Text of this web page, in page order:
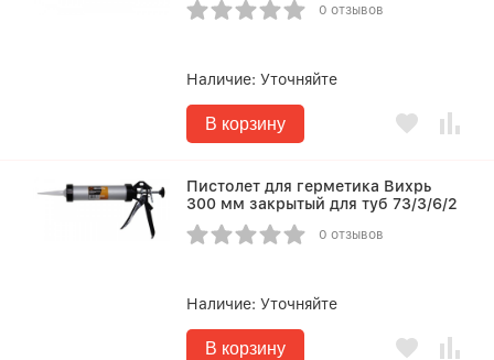
0 отзывов
Наличие:Уточняйте
В корзину
Пистолет для герметика Вихрь
300 мм закрытый для туб 73/3/6/2
0 отзывов
Наличие:Уточняйте
В корзину